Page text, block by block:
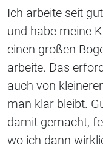
Ich arbeite seit
und habe meine
einen großen
arbeite. Das
auch von
man klar bleibt.
damit gemacht,
wo ich dann